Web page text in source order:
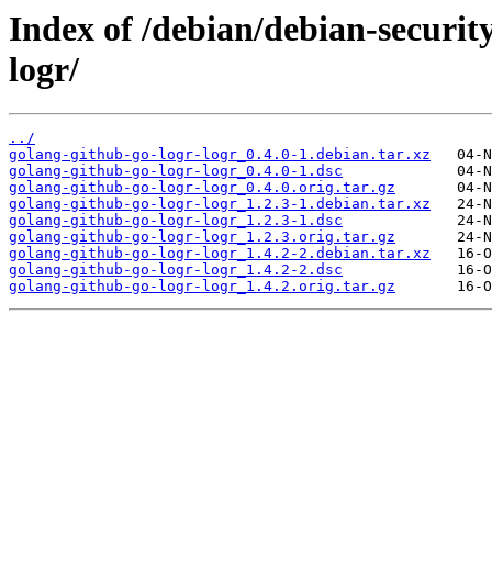
Index of /debian/debian-
logr/
../
golang-github-go-logr-logr_0.4.0-1.debian.tar.xz
golang-github-go-logr-logr_0.4.0-1.dsc
golang-github-go-logr-logr_0.4.0.orig.tar.gz
golang-github-go-logr-logr_1.2.3-1.debian.tar.xz
golang-github-go-logr-logr_1.2.3-1.dsc
golang-github-go-logr-logr_1.2.3.orig.tar.gz
golang-github-go-logr-logr_1.4.2-2.debian.tar.xz
golang-github-go-logr-logr_1.4.2-2.dsc
golang-github-go-logr-logr_1.4.2.orig.tar.gz